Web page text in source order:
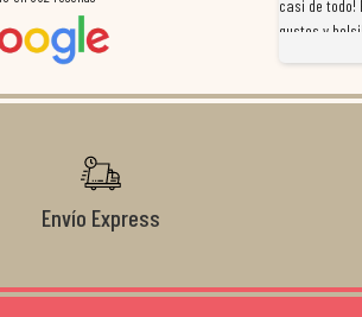
ayudarnos en todo. Gracias a Sergio,
atento, amable, un servicio de 10.
por todo!
casi de todo!
gustos y
Envío Express